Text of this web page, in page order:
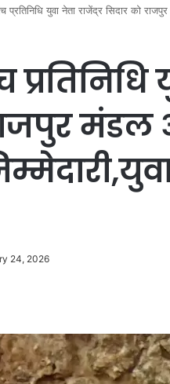
प्रतिनिधि युवा नेता राजेंद्र सिदार को
24, 2026